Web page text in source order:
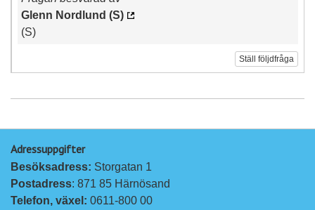
Glenn Nordlund (S)
(S)
Ställ följdfråga
Adressuppgifter
Besöksadress: Storgatan 1
Postadress: 871 85 Härnösand
Telefon, växel: 0611-800 00